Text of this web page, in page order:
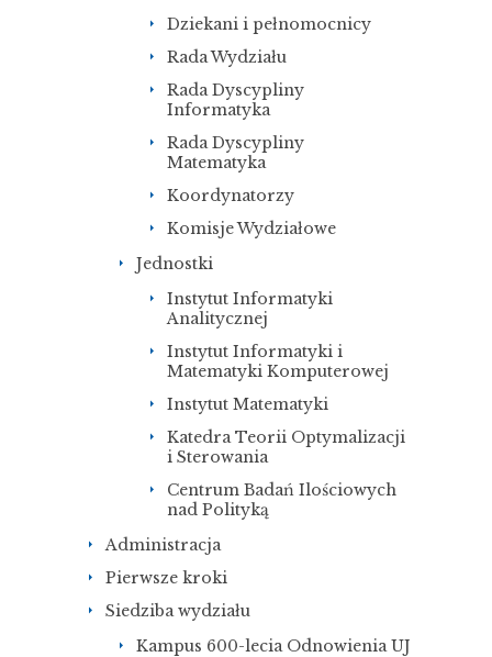
Dziekani i pełnomocnicy
Rada Wydziału
Rada Dyscypliny
Informatyka
Rada Dyscypliny
Matematyka
Koordynatorzy
Komisje Wydziałowe
Jednostki
Instytut Informatyki
Analitycznej
Instytut Informatyki i
Matematyki Komputerowej
Instytut Matematyki
Katedra Teorii Optymalizacji
i Sterowania
Centrum Badań Ilościowych
nad Polityką
Administracja
Pierwsze kroki
Siedziba wydziału
Kampus 600-lecia Odnowienia UJ